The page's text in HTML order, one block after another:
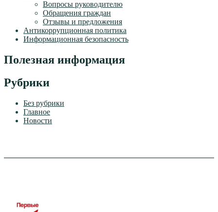
Вопросы руководителю
Обращения граждан
Отзывы и предложения
Антикоррупционная политика
Информационная безопасность
Полезная информация
Рубрики
Без рубрики
Главное
Новости